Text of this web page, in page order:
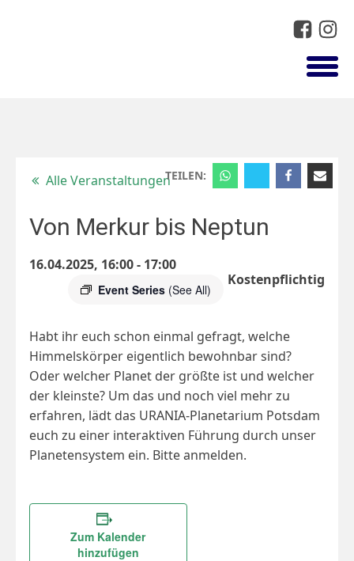
TEILEN:
Alle Veranstaltungen
Von Merkur bis Neptun
16.04.2025, 16:00- 17:00
Event Series (See All)
Kostenpflichtig
Habt ihr euch schon einmal gefragt, welche
Himmelskörper eigentlich bewohnbar sind?
Oder welcher Planet der größte ist und welcher
der kleinste? Um das und noch viel mehr zu
erfahren, lädt das URANIA-Planetarium Potsdam
euch zu einer interaktiven Führung durch unser
Planetensystem ein. Bitte anmelden.
Zum Kalender
hinzufügen